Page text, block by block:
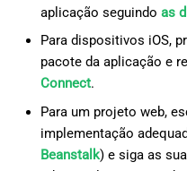
aplicação seguindo as
Para dispositivos iOS,
pacote da aplicação e
Connect.
Para um projeto web,
implementação
Beanstalk) e siga as